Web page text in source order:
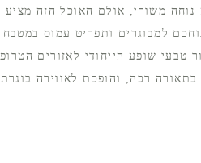
משורי, אולם האוכל הזה
למבוגרים ותפריט עמוס
שופע הייחודי לאזורים
רכה, והופכת לאווירה בוגרת